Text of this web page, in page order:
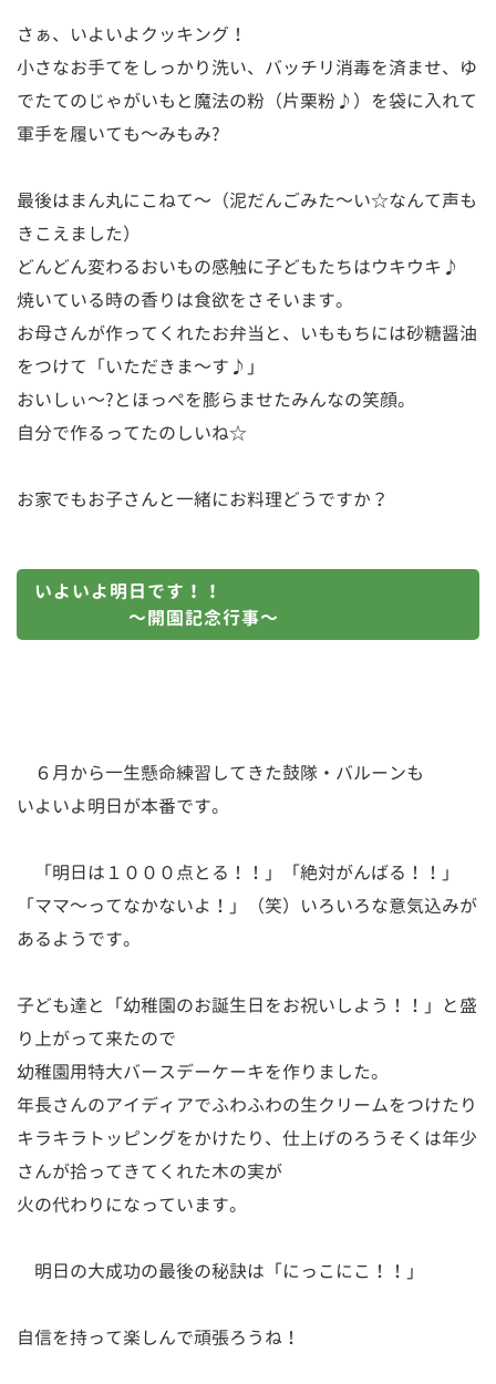
さぁ、いよいよクッキング！
小さなお手てをしっかり洗い、バッチリ消毒を済ませ、ゆ
でたてのじゃがいもと魔法の粉（片栗粉♪）を袋に入れて
軍手を履いても～みもみ?
最後はまん丸にこねて～（泥だんごみた～い☆なんて声も
きこえました）
どんどん変わるおいもの感触に子どもたちはウキウキ♪
焼いている時の香りは食欲をさそいます。
お母さんが作ってくれたお弁当と、いももちには砂糖醤油
をつけて「いただきま～す♪」
おいしぃ～?とほっぺを膨らませたみんなの笑顔。
自分で作るってたのしいね☆
お家でもお子さんと一緒にお料理どうですか？
いよいよ明日です！！
～開園記念行事～
６月から一生懸命練習してきた鼓隊・バルーンも
いよいよ明日が本番です。
「明日は１０００点とる！！」「絶対がんばる！！」
「ママ～ってなかないよ！」（笑）いろいろな意気込みが
あるようです。
子ども達と「幼稚園のお誕生日をお祝いしよう！！」と盛
り上がって来たので
幼稚園用特大バースデーケーキを作りました。
年長さんのアイディアでふわふわの生クリームをつけたり
キラキラトッピングをかけたり、仕上げのろうそくは年少
さんが拾ってきてくれた木の実が
火の代わりになっています。
明日の大成功の最後の秘訣は「にっこにこ！！」
自信を持って楽しんで頑張ろうね！